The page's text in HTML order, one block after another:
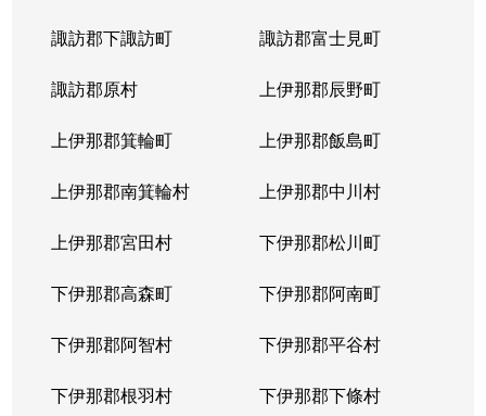
諏訪郡下諏訪町 諏訪郡富士見町
諏訪郡原村 上伊那郡辰野町
上伊那郡箕輪町 上伊那郡飯島町
上伊那郡南箕輪村 上伊那郡中川村
上伊那郡宮田村 下伊那郡松川町
下伊那郡高森町 下伊那郡阿南町
下伊那郡阿智村 下伊那郡平谷村
下伊那郡根羽村 下伊那郡下條村